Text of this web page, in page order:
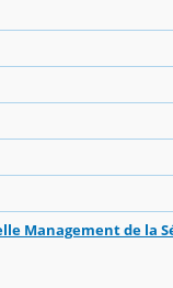
Management de la